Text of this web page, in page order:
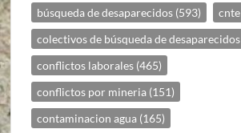
búsqueda de desaparecidos (593) cnte
colectivos de búsqueda de desaparecidos
conflictos laborales (465)
conflictos por mineria (151)
contaminacion agua (165)